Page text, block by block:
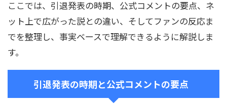
ここでは、引退発表の時期、公式コメントの要点、ネ
ット上で広がった説との違い、そしてファンの反応ま
でを整理し、事実ベースで理解できるように解説しま
す。
引退発表の時期と公式コメントの要点